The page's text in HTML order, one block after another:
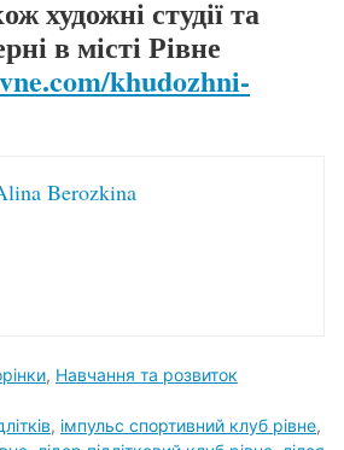
художні студії та
в місті Рівне
khudozhni-
Berozkina
, Навчання та розвиток
, імпульс спортивний клуб рівне,